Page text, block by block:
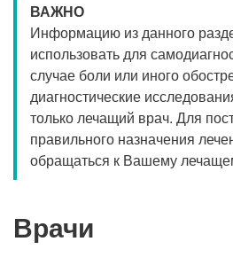
ВАЖНО
Информацию из данного
использовать для
случае боли или иного
диагностические
только лечащий врач. Для
правильного назначения
обращаться к Вашему
Врачи